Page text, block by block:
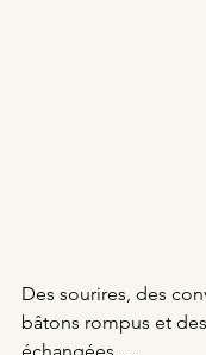
Des sourires, des
bâtons rompus et